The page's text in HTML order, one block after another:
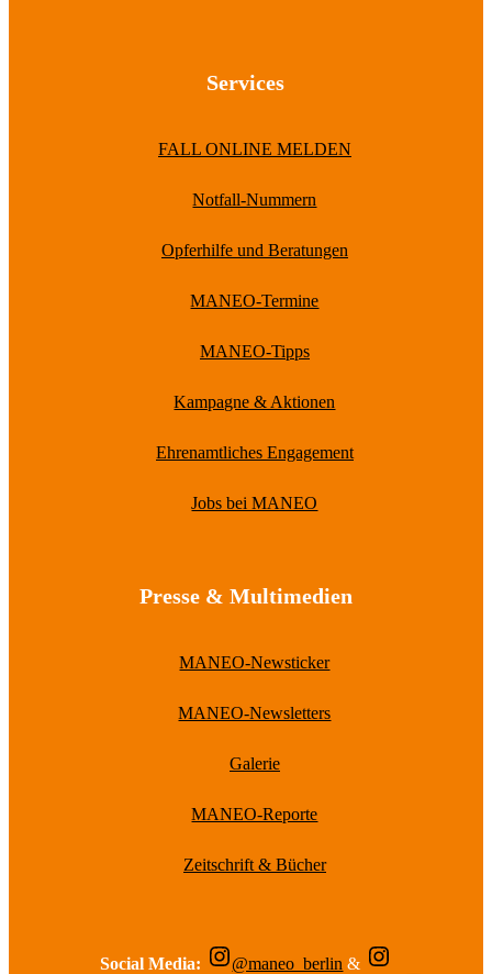
Services
FALL ONLINE MELDEN
Notfall-Nummern
Opferhilfe und Beratungen
MANEO-Termine
MANEO-Tipps
Kampagne & Aktionen
Ehrenamtliches Engagement
Jobs bei MANEO
Presse & Multimedien
MANEO-Newsticker
MANEO-Newsletters
Galerie
MANEO-Reporte
Zeitschrift & Bücher
Social Media: @maneo_berlin &